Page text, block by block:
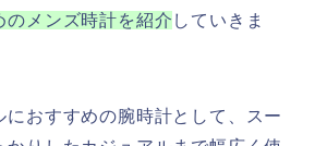
のメンズ時計を紹介 していきま
におすすめの腕時計として、スー